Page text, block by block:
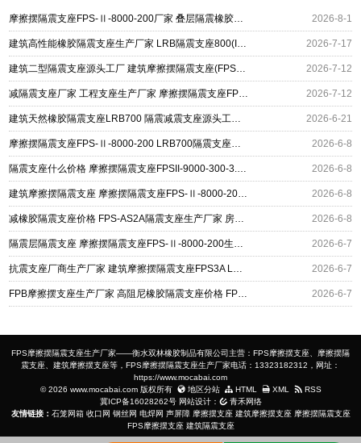
摩擦摆隔震支座FPS-Ⅱ-8000-200厂家 叠层隔震橡胶支座什么价格 隔震橡胶支座的厂家 2026-8-1
建筑高性能橡胶隔震支座生产厂家 LRB隔震支座800(II型) 建筑摩擦摆隔震支座(FPS) 2026-7-17
建筑二型隔震支座源头工厂 建筑摩擦摆隔震支座(FPS)生产厂家 矩形高阻尼橡胶隔震支座 2026-7-12
减隔震支座厂家 工程支座生产厂家 摩擦摆隔震支座FPSII-1000-400-4.11源头工厂 2026-7-12
建筑天然橡胶隔震支座LRB700 隔震减震支座源头工厂 建筑摩擦摆隔震支座FPS3A源头工厂 2026-6-21
摩擦摆隔震支座FPS-Ⅱ-8000-200 LRB700隔震支座厂家 隔震抗震支座生产厂家 2026-6-8
隔震支座什么价格 摩擦摆隔震支座FPSII-9000-300-3.48 LRB800隔震支座厂家电话 2026-6-8
建筑摩擦摆隔震支座 摩擦摆隔震支座FPS-Ⅱ-8000-200厂家 HDR400高阻尼橡胶支座厂家 2026-6-8
减橡胶隔震支座价格 FPS-AS2A隔震支座生产厂家 房屋减隔震支座报价 2026-6-8
隔震层隔震支座 摩擦摆隔震支座FPS-Ⅱ-8000-200生产厂家 天然橡胶隔震支座(LNR)多少钱 2026-6-7
抗震支座厂商生产厂家 建筑摩擦摆隔震支座FPS3A LNR系列水平分散型橡胶隔震支座生产厂家 2026-6-7
FPB摩擦摆支座生产厂家 高阻尼橡胶隔震支座价格 FPS-AS2A隔震支座厂家 2026-6-7
FPS摩擦摆隔震支座生产厂家——衡水双林橡胶制品有限公司主营：FPS摩擦摆支座、摩擦摆隔
震支座、建筑摩擦摆支座等，FPS摩擦摆隔震支座生产厂家电话：13323182312，网址：
https://www.mocabai.com
© 2026 www.mocabai.com 版权所有
地区分站 HTML XML
RSS
冀ICP备16028262号网站设计：
青禾网络
友情链接： 石笼网箱 收口网 钢丝网 电焊网 声屏障 摩擦摆支座 建筑摩擦摆支座 摩擦摆隔震支座
FPS摩擦摆支座 建筑隔震支座